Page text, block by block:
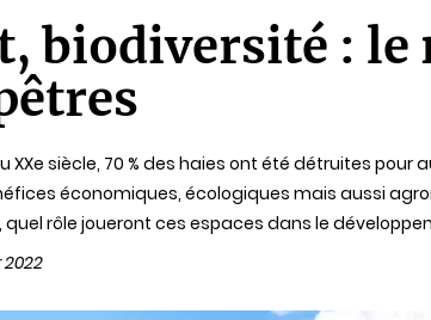
de
lecturebiodiversité : le
XXe siècle, 70 % des haies ont été détruites
économiques, écologiques mais aussi
quel rôle joueront ces espaces dans le